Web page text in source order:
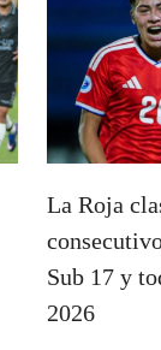
La Roja
Sub 17 y
2026